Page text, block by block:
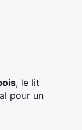
, le lit
pour un